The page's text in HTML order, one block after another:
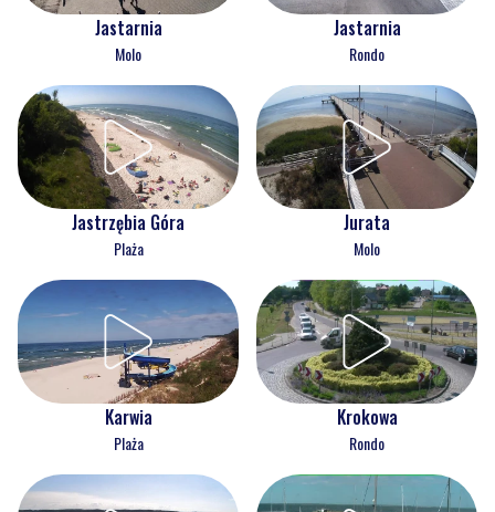
Jastarnia
Molo
Jastarnia
Rondo
Jastrzębia Góra
Plaża
Jurata
Molo
Karwia
Plaża
Krokowa
Rondo